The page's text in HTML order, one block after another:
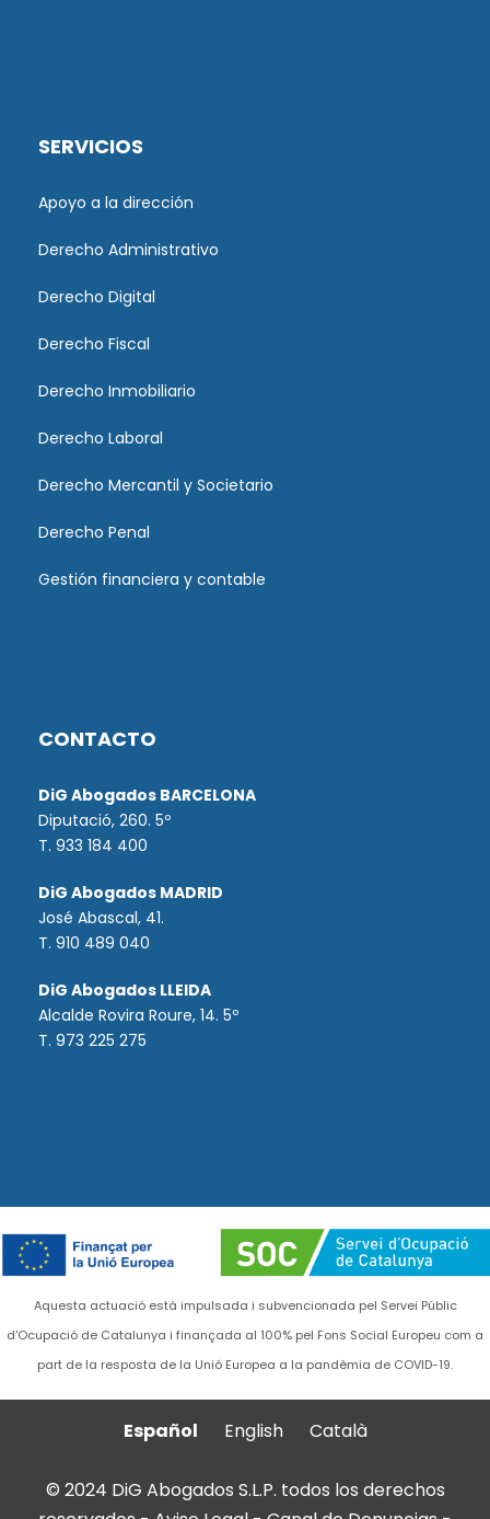
SERVICIOS
Apoyo a la dirección
Derecho Administrativo
Derecho Digital
Derecho Fiscal
Derecho Inmobiliario
Derecho Laboral
Derecho Mercantil y Societario
Derecho Penal
Gestión financiera y contable
CONTACTO
DiG Abogados BARCELONA
Diputació, 260. 5º
T. 933 184 400
DiG Abogados MADRID
José Abascal, 41.
T. 910 489 040
DiG Abogados LLEIDA
Alcalde Rovira Roure, 14. 5º
T. 973 225 275
Aquesta actuació està impulsada i subvencionada pel Servei Públic
d'Ocupació de Catalunya i finançada al 100% pel Fons Social Europeu com a
part de la resposta de la Unió Europea a la pandèmia de COVID-19.
Español English Català
© 2024 DiG Abogados S.L.P. todos los derechos